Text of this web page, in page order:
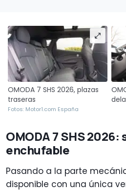
OMODA 7 SHS 2026, plazas
traseras
Fotos: Motor1.com España
OMODA 7 SHS
enchufable
Pasando a la parte
disponible con una única